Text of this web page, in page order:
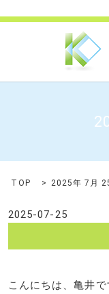
TOP 2025年 7月
2025-07-25
こんにちは、亀井